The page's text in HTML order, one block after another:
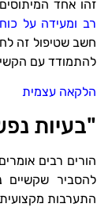
זהו אחד
רב ומעידה על
חשב שטיפול זה
להתמודד עם
הלקאה עצמית
"בעיות
הורים רבים
להסביר שקשיים
התערבות